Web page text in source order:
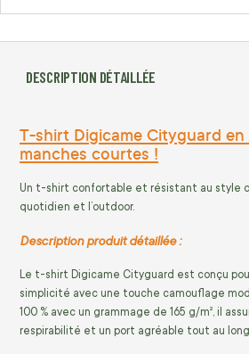
DESCRIPTION DÉTAILLÉE
T-shirt Digicame Cityguard en
manches courtes !
Un t-shirt confortable et résistant au style
quotidien et l’outdoor.
Description produit détaillée :
Le t-shirt Digicame Cityguard est conçu
simplicité avec une touche camouflage
100 % avec un grammage de 165 g/m², il
respirabilité et un port agréable tout au long